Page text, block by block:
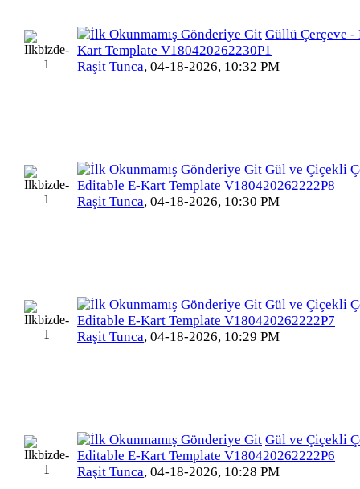
Güllü Çerçeve -
Kart Template V180420262230P1
Raşit Tunca, 04-18-2026, 10:32 PM
Gül ve Çiçekli
Editable E-Kart Template V180420262222P8
Raşit Tunca, 04-18-2026, 10:30 PM
Gül ve Çiçekli
Editable E-Kart Template V180420262222P7
Raşit Tunca, 04-18-2026, 10:29 PM
Gül ve Çiçekli
Editable E-Kart Template V180420262222P6
Raşit Tunca, 04-18-2026, 10:28 PM